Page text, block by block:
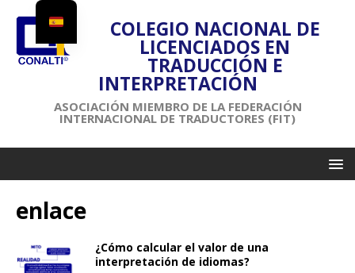
COLEGIO NACIONAL DE
LICENCIADOS EN
TRADUCCIÓN E
INTERPRETACIÓN
ASOCIACIÓN MIEMBRO DE LA FEDERACIÓN
INTERNACIONAL DE TRADUCTORES (FIT)
enlace
¿Cómo calcular el valor de una
interpretación de idiomas?